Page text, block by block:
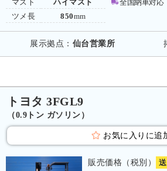
マスト
ツメ長
ハイマスト
850mm
全国納車対応
展示拠点： 仙台営業所
トヨタ 3FGL9
（0.9トン ガソリン）
お気に入りに追
販売価格（税別）